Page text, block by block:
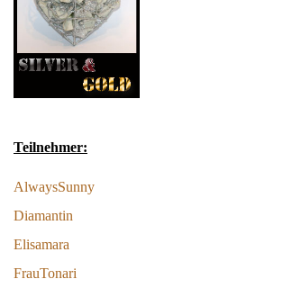
Teilnehmer:
AlwaysSunny
Diamantin
Elisamara
FrauTonari